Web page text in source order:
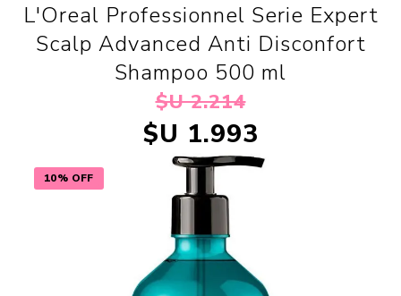
10% OFF
L'Oreal Professionnel Serie Expert
Scalp Advanced Anti Disconfort
Shampoo 500 ml
$U 2.214
$U 1.993